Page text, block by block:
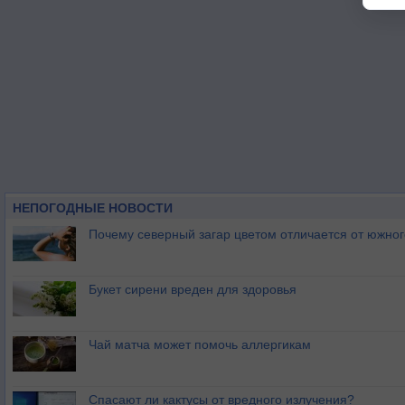
НЕПОГОДНЫЕ НОВОСТИ
Почему северный загар цветом отличается от
Букет сирени вреден для здоровья
Чай матча может помочь аллергикам
Спасают ли кактусы от вредного излучения?